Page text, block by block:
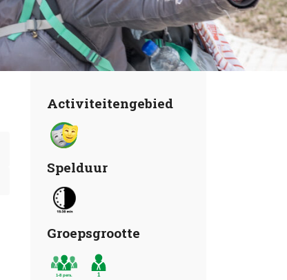
Activiteitengebied
Spelduur
Groepsgrootte